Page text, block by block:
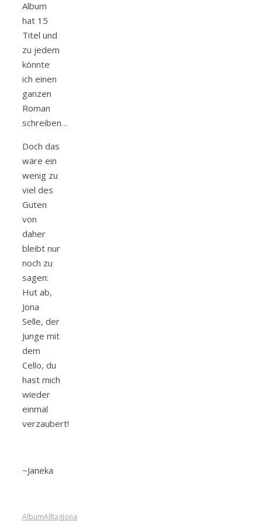
Album
hat 15
Titel und
zu jedem
könnte
ich einen
ganzen
Roman
schreiben…
Doch das
wäre ein
wenig zu
viel des
Guten
von
daher
bleibt nur
noch zu
sagen:
Hut ab,
Jona
Selle, der
Junge mit
dem
Cello, du
hast mich
wieder
einmal
verzaubert!
~Janeka
AlbumAlltagJona